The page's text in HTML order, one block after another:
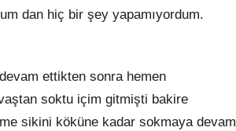
dan hiç bir şey yapamıyordum.
ettikten sonra hemen
soktu içim gitmişti bakire
sikini köküne kadar sokmaya devam